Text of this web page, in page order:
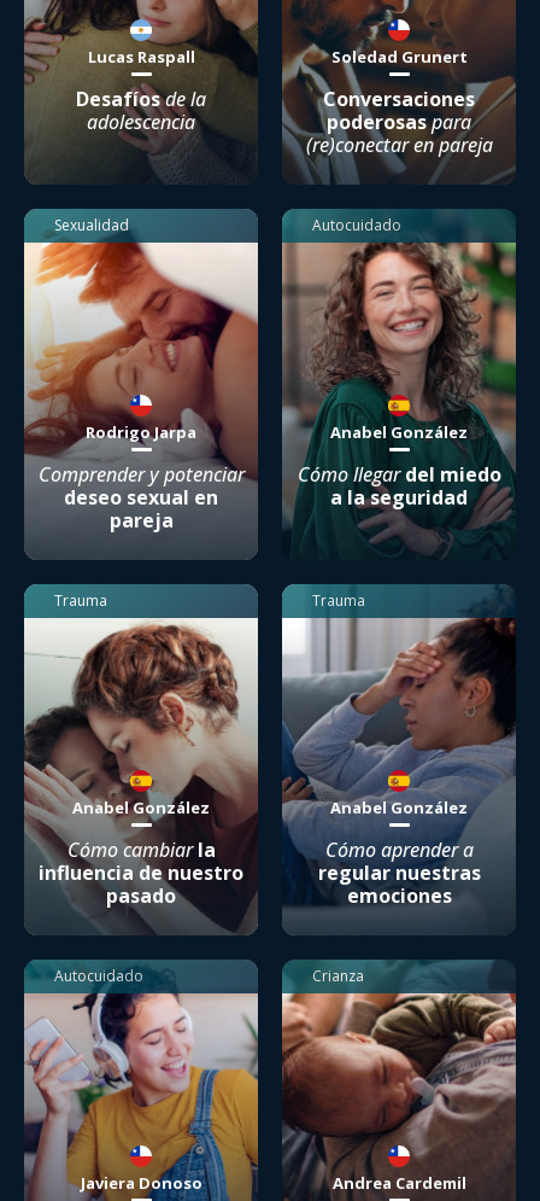
Lucas Raspall
Desafíosde la
adolescencia
Soledad Grunert
Conversaciones
poderosaspara
(re)conectar en pareja
Sexualidad
Rodrigo Jarpa
Comprender y potenciar
deseo sexual en
pareja
Autocuidado
Anabel González
Cómo llegardel miedo
a la seguridad
Trauma
Anabel González
Cómo cambiarla
influencia de nuestro
pasado
Trauma
Anabel González
Cómo aprender a
regular nuestras
emociones
Autocuidado
Javiera Donoso
Crianza
Andrea Cardemil